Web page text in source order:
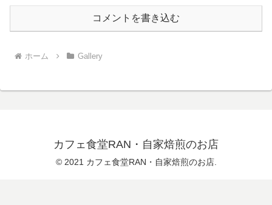
コメントを書き込む
ホーム Gallery
カフェ食堂RAN・自家焙煎のお店
© 2021 カフェ食堂RAN・自家焙煎のお店.